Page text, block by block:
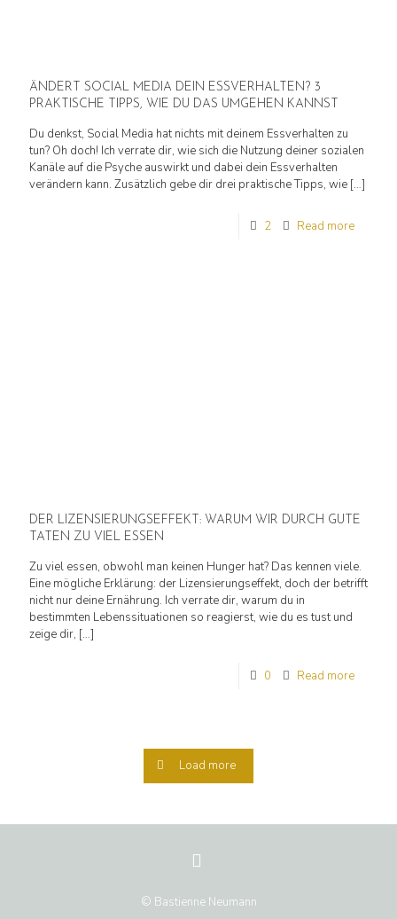
ÄNDERT SOCIAL MEDIA DEIN ESSVERHALTEN? 3
PRAKTISCHE TIPPS, WIE DU DAS UMGEHEN KANNST
Du denkst, Social Media hat nichts mit deinem Essverhalten zu
tun? Oh doch! Ich verrate dir, wie sich die Nutzung deiner sozialen
Kanäle auf die Psyche auswirkt und dabei dein Essverhalten
verändern kann. Zusätzlich gebe dir drei praktische Tipps, wie […]
2 Read more
DER LIZENSIERUNGSEFFEKT: WARUM WIR DURCH GUTE
TATEN ZU VIEL ESSEN
Zu viel essen, obwohl man keinen Hunger hat? Das kennen viele.
Eine mögliche Erklärung: der Lizensierungseffekt, doch der betrifft
nicht nur deine Ernährung. Ich verrate dir, warum du in
bestimmten Lebenssituationen so reagierst, wie du es tust und
zeige dir, […]
0 Read more
Load more
© Bastienne Neumann